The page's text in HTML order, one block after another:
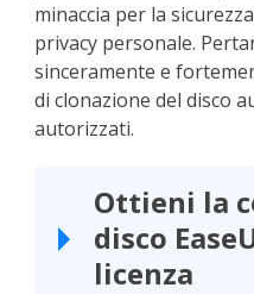
minaccia per la
privacy personale.
sinceramente e
di clonazione del disco
autorizzati.
Ottieni la
disco
licenza